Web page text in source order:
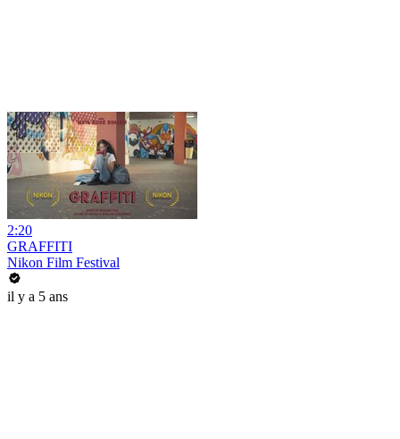
2:20
GRAFFITI
Nikon Film Festival
il y a 5 ans